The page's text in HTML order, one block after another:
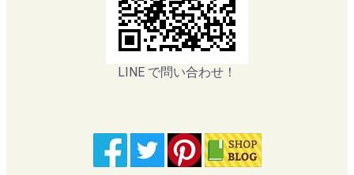
LINE で問い合わせ！